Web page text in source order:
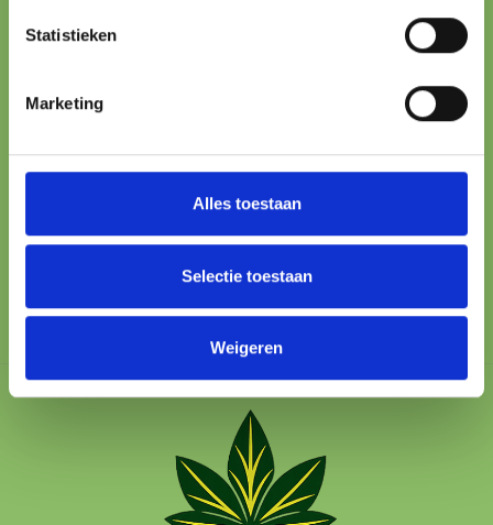
Statistieken
Marketing
Alles toestaan
Selectie toestaan
Weigeren
All major methods
We’re here to help
100% SAFE
Protected checkout